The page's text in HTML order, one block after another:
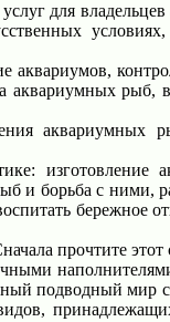
для
аквариумов,
аквариумных рыб,
аквариумных
изготовление
и борьба с ними,
бережное
прочтите
подводный мир